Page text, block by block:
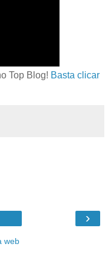
Top Blog! Basta clicar
›
web